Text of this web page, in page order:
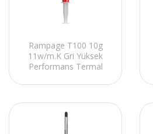
Rampage T100 10g
11w/m.K Gri Yüksek
Performans Termal